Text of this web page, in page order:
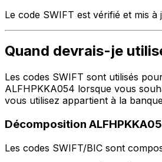
Le code SWIFT est vérifié et mis
Quand devrais-je
Les codes SWIFT sont utilisés
ALFHPKKA054 lorsque vous
vous utilisez appartient à la
Décomposition
Les codes SWIFT/BIC sont